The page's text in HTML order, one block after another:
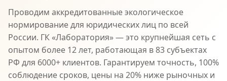
Проводим аккредитованные экологическое
нормирование для юридических лиц по всей
России. ГК «Лаборатория» — это крупнейшая сеть с
опытом более 12 лет, работающая в 83 субъектах
РФ для 6000+ клиентов. Гарантируем точность, 100%
соблюдение сроков, цены на 20% ниже рыночных и